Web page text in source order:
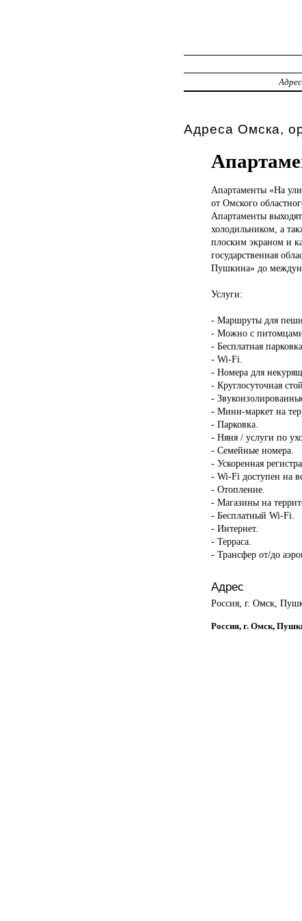
Адреса Омска,
Апартаменты «На
от Омского
Апартаменты
холодильником, а
плоским экраном и
государственная
Пушкина» до
Услуги:
- Маршруты для
- Можно с
- Бесплатная парковка.
- Wi-Fi.
- Номера для
- Круглосуточная
-
- Мини-маркет на
- Парковка.
- Няня / услуги по
- Семейные номера.
- Ускоренная
- Wi-Fi доступен на
- Отопление.
- Магазины на
- Бесплатный Wi-Fi.
- Интернет.
- Терраса.
- Трансфер от/до
Адрес
Россия, г. Омск,
Россия, г. Омск,